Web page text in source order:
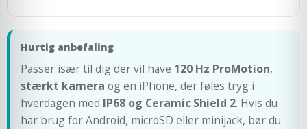
Hurtig anbefaling
Passer især til dig der vil have 120 Hz ProMotion,
stærkt kamera og en iPhone, der føles tryg i
hverdagen med IP68 og Ceramic Shield 2. Hvis du
har brug for Android, microSD eller minijack, bør du